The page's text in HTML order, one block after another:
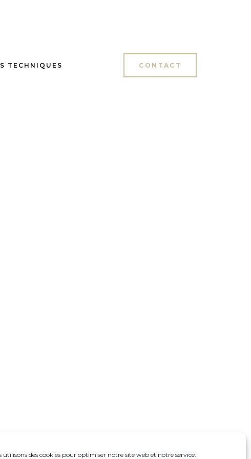
utilisons des cookies pour optimiser notre site web et notre service.
TECHNIQUES CONTACT